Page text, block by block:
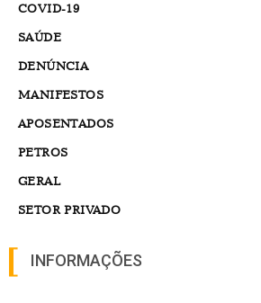
COVID-19
SAÚDE
DENÚNCIA
MANIFESTOS
APOSENTADOS
PETROS
GERAL
SETOR PRIVADO
INFORMAÇÕES